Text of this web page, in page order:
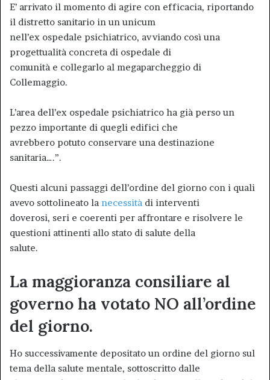
E’ arrivato il momento di agire con efficacia, riportando
il distretto sanitario in un unicum
nell’ex ospedale psichiatrico, avviando così una
progettualità concreta di ospedale di
comunità e collegarlo al megaparcheggio di
Collemaggio.
L’area dell’ex ospedale psichiatrico ha già perso un
pezzo importante di quegli edifici che
avrebbero potuto conservare una destinazione
sanitaria….”.
Questi alcuni passaggi dell’ordine del giorno con i quali
avevo sottolineato la necessità di interventi
doverosi, seri e coerenti per affrontare e risolvere le
questioni attinenti allo stato di salute della
salute.
La maggioranza consiliare al
governo ha votato NO all’ordine
del giorno.
Ho successivamente depositato un ordine del giorno sul
tema della salute mentale, sottoscritto dalle